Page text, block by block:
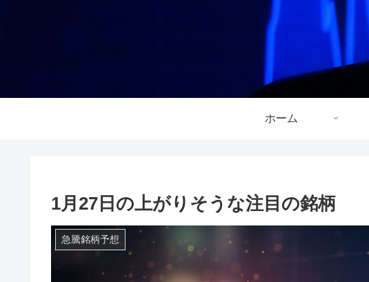
ホーム
1月27日の上がりそうな注目の銘柄
急騰銘柄予想